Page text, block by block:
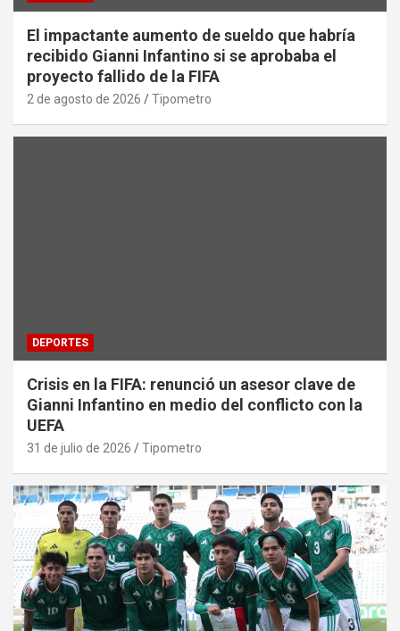
El impactante aumento de sueldo que habría
recibido Gianni Infantino si se aprobaba el
proyecto fallido de la FIFA
2 de agosto de 2026 Tipometro
DEPORTES
Crisis en la FIFA: renunció un asesor clave de
Gianni Infantino en medio del conflicto con la
UEFA
31 de julio de 2026 Tipometro